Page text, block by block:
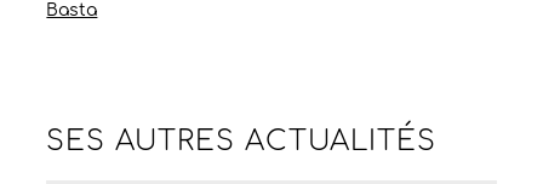
Basta
SES AUTRESACTUALITÉS